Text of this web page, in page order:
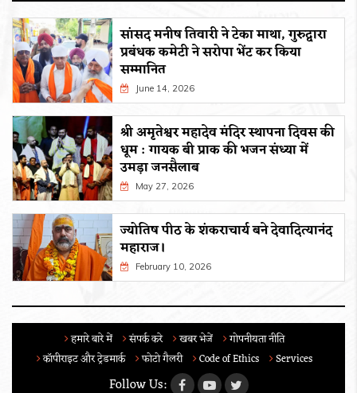
सांसद मनीष तिवारी ने टेका माथा, गुरुद्वारा
प्रबंधक कमेटी ने सरोपा भेंट कर किया
सम्मानित
June 14, 2026
श्री अमृतेश्वर महादेव मंदिर स्थापना दिवस की
धूम : गायक बी प्राक की भजन संध्या में
उमड़ा जनसैलाब
May 27, 2026
ज्योतिष पीठ के शंकराचार्य बने देवादित्यानंद
महाराज।
February 10, 2026
हमारे बारे में संपर्क करे खबर भेजें
गोपनीयता नीति
कॉपीराइट और ट्रेडमार्क
फोटो गैलरी Code of Ethics Services
Follow Us: